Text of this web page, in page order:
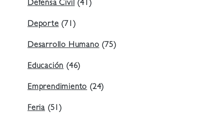
Defensa Civil(41)
Deporte(71)
Desarrollo Humano(75)
Educación(46)
Emprendimiento(24)
Feria (51)